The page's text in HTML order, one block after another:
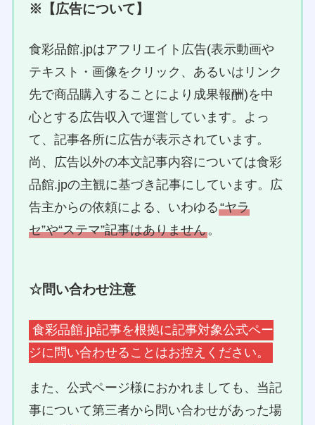
※【広告について】
食彩品館.jpはアフリエイト広告(表示動画や
テキスト・画像をクリック、あるいはリンク
先で商品購入することにより成果報酬)を中
心とする広告収入で運営しています。よっ
て、記事各所に広告が表示されています。
尚、広告以外の本文記事内容については食彩
品館.jpの主観に基づき記事にしています。広
告主からの依頼による、いわゆる“ヤラ
セ”や“ステマ”記事はありません。
☆問い合わせ注意
食彩品館.jp記事を根拠に記事対象公式ペー
ジに問い合わせることはお控えください。
また、公式ページ様におかれましても、当記
事について第三者から問い合わせがあった場